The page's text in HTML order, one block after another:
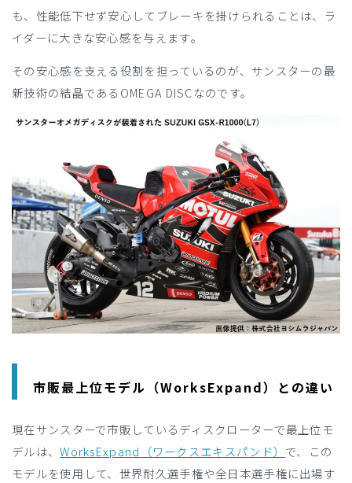
も、性能低下せず安心してブレーキを掛けられることは、ラ
イダーに大きな安心感を与えます。
その安心感を支える役割を担っているのが、サンスターの最
新技術の結晶であるOMEGA DISCなのです。
市販最上位モデル（WorksExpand）との違い
現在サンスターで市販しているディスクローターで最上位モ
デルは、WorksExpand（ワークスエキスパンド） で、この
モデルを使用して、世界耐久選手権や全日本選手権に出場す